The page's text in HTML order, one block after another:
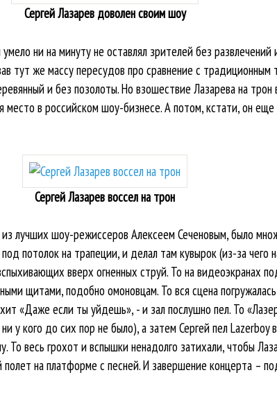
Сергей Лазарев доволен своим шоу
ни на минуту не оставлял зрителей без развлечений
тут же массу пересудов про сравнение с
и без позолоты. Но взошествие Лазарева на
в российском шоу-бизнесе. А потом, кстати, он еще
Сергей Лазарев воссел на трон
лучших шоу-режиссеров Алексеем Сеченовым, было
потолок на трапеции, и делал там кувырок (из-за чего
вверх огненных струй. То на видеоэкранах
щитами, подобно омоновцам. То вся сцена
«Даже если ты уйдешь», - и зал послушно пел. То
у кого до сих пор не было), а затем Сергей пел Lazerboy
весь грохот и вспышки ненадолго затихали, чтобы
на платформе с песней. И завершение концерта –